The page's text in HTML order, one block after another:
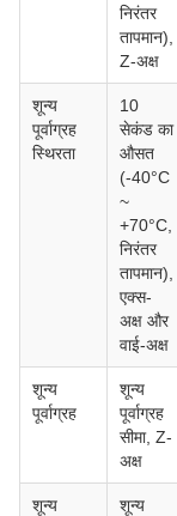
निरंतर
तापमान),
Z-अक्ष
शून्य
पूर्वाग्रह
स्थिरता
10
सेकंड का
औसत
(-40°C
~
+70°C,
निरंतर
तापमान),
एक्स-
अक्ष और
वाई-अक्ष
शून्य
पूर्वाग्रह
शून्य
पूर्वाग्रह
सीमा, Z-
अक्ष
शून्य
शून्य